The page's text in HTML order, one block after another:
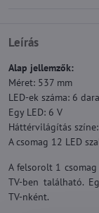
Leírás
Alap jellemzők:
Méret: 537 mm
LED-ek száma: 6
Egy LED: 6 V
Háttérvilágítás
A csomag 12 LED
A felsorolt 1 csomag
TV-ben található.
TV-nként.